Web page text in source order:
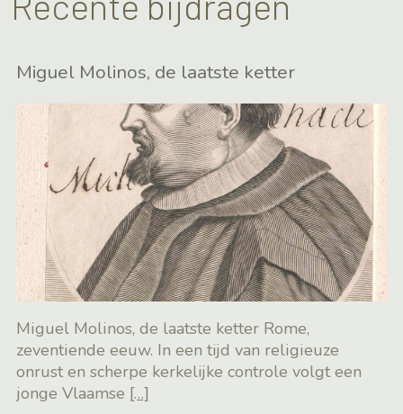
Miguel Molinos, de laatste ketter
Miguel Molinos, de laatste ketter Rome,
zeventiende eeuw. In een tijd van religieuze
onrust en scherpe kerkelijke controle volgt een
jonge Vlaamse […]